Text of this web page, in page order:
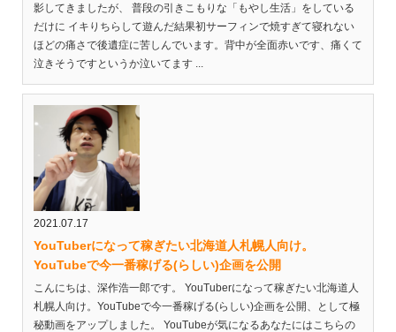
影してきましたが、 普段の引きこもりな「もやし生活」をしている
だけに イキりちらして遊んだ結果初サーフィンで焼すぎて寝れない
ほどの痛さで後遺症に苦しんでいます。背中が全面赤いです、痛くて
泣きそうですというか泣いてます ...
2021.07.17
YouTuberになって稼ぎたい北海道人札幌人向け。
YouTubeで今一番稼げる(らしい)企画を公開
こんにちは、深作浩一郎です。 YouTuberになって稼ぎたい北海道人
札幌人向け。YouTubeで今一番稼げる(らしい)企画を公開、として極
秘動画をアップしました。 YouTubeが気になるあなたにはこちらの